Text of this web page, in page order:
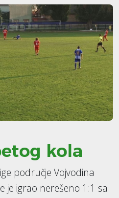
kola
područje Vojvodina
je igrao nerešeno 1:1 sa